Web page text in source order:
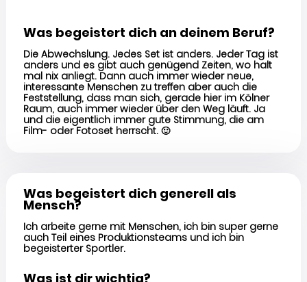
Was begeistert dich an deinem Beruf?
Die Abwechslung. Jedes Set ist anders. Jeder Tag ist
anders und es gibt auch genügend Zeiten, wo halt
mal nix anliegt. Dann auch immer wieder neue,
interessante Menschen zu treffen aber auch die
Feststellung, dass man sich, gerade hier im Kölner
Raum, auch immer wieder über den Weg läuft. Ja
und die eigentlich immer gute Stimmung, die am
Film- oder Fotoset herrscht. 🙂
Was begeistert dich generell als
Mensch?
Ich arbeite gerne mit Menschen, ich bin super gerne
auch Teil eines Produktionsteams und ich bin
begeisterter Sportler.
Was ist dir wichtig?